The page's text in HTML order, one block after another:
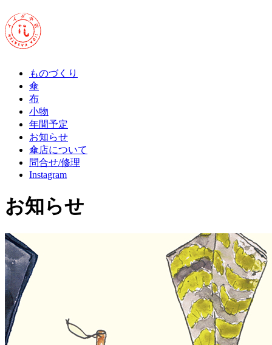
ものづくり
傘
布
小物
年間予定
お知らせ
傘店について
問合せ/修理
Instagram
お知らせ